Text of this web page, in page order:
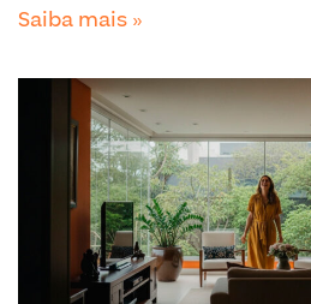
Saiba mais »